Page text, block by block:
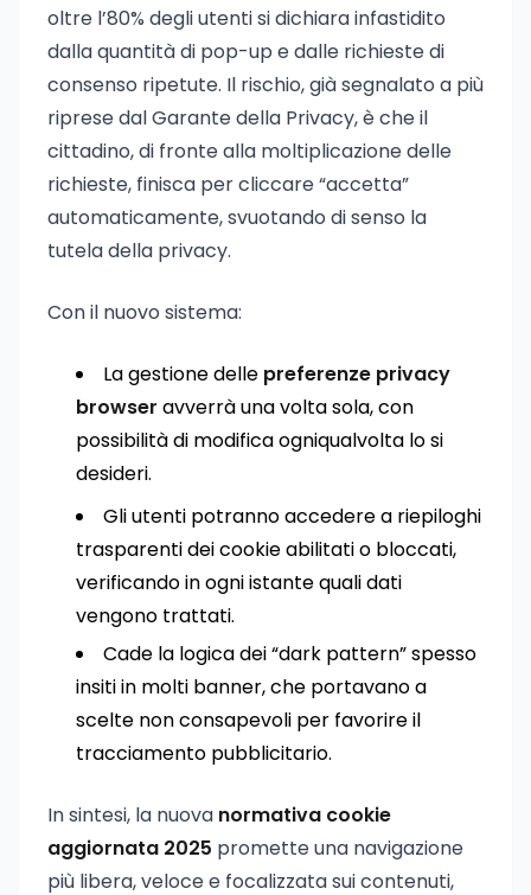
oltre l’80% degli utenti si dichiara infastidito
dalla quantità di pop-up e dalle richieste di
consenso ripetute. Il rischio, già segnalato a più
riprese dal Garante della Privacy, è che il
cittadino, di fronte alla moltiplicazione delle
richieste, finisca per cliccare “accetta”
automaticamente, svuotando di senso la
tutela della privacy.
Con il nuovo sistema:
La gestione delle preferenze privacy
browser avverrà una volta sola, con
possibilità di modifica ogniqualvolta lo si
desideri.
Gli utenti potranno accedere a riepiloghi
trasparenti dei cookie abilitati o bloccati,
verificando in ogni istante quali dati
vengono trattati.
Cade la logica dei “dark pattern” spesso
insiti in molti banner, che portavano a
scelte non consapevoli per favorire il
tracciamento pubblicitario.
In sintesi, la nuova normativa cookie
aggiornata 2025 promette una navigazione
più libera, veloce e focalizzata sui contenuti,